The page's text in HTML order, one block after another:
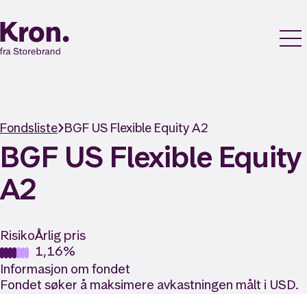
Fondsliste BGF US Flexible Equity A2
BGF US Flexible Equity
A2
RisikoÅrlig pris
1,16%
Informasjon om fondet
Fondet søker å maksimere avkastningen målt i USD.